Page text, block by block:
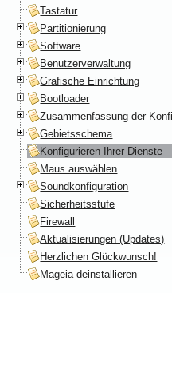
Tastatur
Partitionierung
Software
Benutzerverwaltung
Grafische Einrichtung
Bootloader
Zusammenfassung der
Gebietsschema
Konfigurieren Ihrer Dienste
Maus auswählen
Soundkonfiguration
Sicherheitsstufe
Firewall
Aktualisierungen (Updates)
Herzlichen Glückwunsch!
Mageia deinstallieren